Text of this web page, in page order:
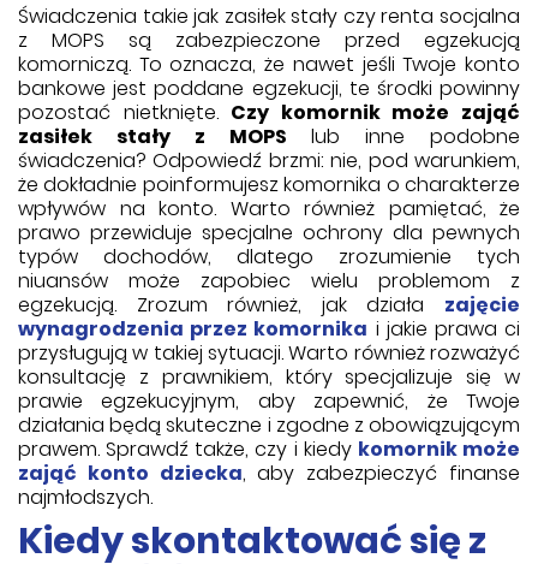
Świadczenia takie jak zasiłek stały czy renta socjalna
z MOPS są zabezpieczone przed egzekucją
komorniczą. To oznacza, że nawet jeśli Twoje konto
bankowe jest poddane egzekucji, te środki powinny
pozostać nietknięte. Czy komornik może zająć
zasiłek stały z MOPS lub inne podobne
świadczenia? Odpowiedź brzmi: nie, pod warunkiem,
że dokładnie poinformujesz komornika o charakterze
wpływów na konto. Warto również pamiętać, że
prawo przewiduje specjalne ochrony dla pewnych
typów dochodów, dlatego zrozumienie tych
niuansów może zapobiec wielu problemom z
egzekucją. Zrozum również, jak działa zajęcie
wynagrodzenia przez komornika i jakie prawa ci
przysługują w takiej sytuacji. Warto również rozważyć
konsultację z prawnikiem, który specjalizuje się w
prawie egzekucyjnym, aby zapewnić, że Twoje
działania będą skuteczne i zgodne z obowiązującym
prawem. Sprawdź także, czy i kiedy komornik może
zająć konto dziecka, aby zabezpieczyć finanse
najmłodszych.
Kiedy skontaktować się z